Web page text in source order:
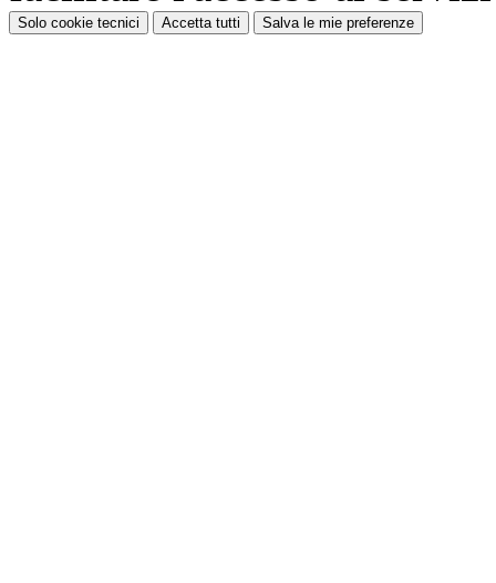
Solo cookie tecnici Accetta tutti Salva le mie preferenze